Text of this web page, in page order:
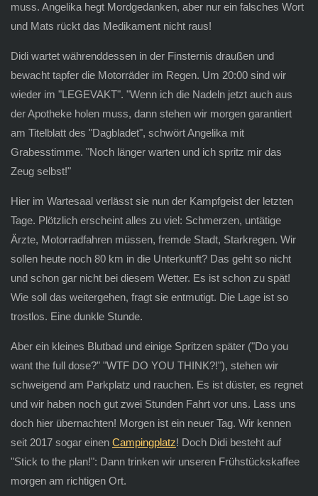
muss. Angelika hegt Mordgedanken, aber nur ein falsches Wort
und Mats rückt das Medikament nicht raus!
Didi wartet währenddessen in der Finsternis draußen und
bewacht tapfer die Motorräder im Regen. Um 20:00 sind wir
wieder im "LEGEVAKT". "Wenn ich die Nadeln jetzt auch aus
der Apotheke holen muss, dann stehen wir morgen garantiert
am Titelblatt des "Dagbladet", schwört Angelika mit
Grabesstimme. "Noch länger warten und ich spritz mir das
Zeug selbst!"
Hier im Wartesaal verlässt sie nun der Kampfgeist der letzten
Tage. Plötzlich erscheint alles zu viel: Schmerzen, untätige
Ärzte, Motorradfahren müssen, fremde Stadt, Starkregen. Wir
sollen heute noch 80 km in die Unterkunft? Das geht so nicht
und schon gar nicht bei diesem Wetter. Es ist schon zu spät!
Wie soll das weitergehen, fragt sie entmutigt. Die Lage ist so
trostlos. Eine dunkle Stunde.
Aber ein kleines Blutbad und einige Spritzen später ("Do you
want the full dose?" "WTF DO YOU THINK?!"), stehen wir
schweigend am Parkplatz und rauchen. Es ist düster, es regnet
und wir haben noch gut zwei Stunden Fahrt vor uns. Lass uns
doch hier übernachten! Morgen ist ein neuer Tag. Wir kennen
seit 2017 sogar einen Campingplatz! Doch Didi besteht auf
"Stick to the plan!": Dann trinken wir unseren Frühstückskaffee
morgen am richtigen Ort.